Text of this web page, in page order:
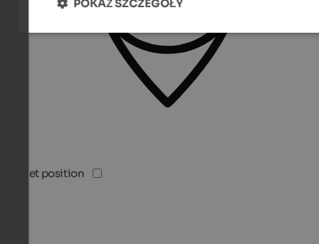
Quiet position
POKAŻ SZCZEGÓŁY